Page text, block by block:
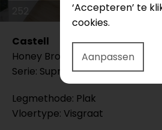
252
Castell
Honey Brown
Serie: Supreme 812
Legmethode: Plak
Vloertype: Visgraat
‘Accepteren’ te
cookies.
Aanpassen